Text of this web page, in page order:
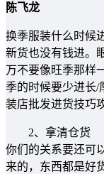
陈飞龙
换季服装什么时候
新货也没有钱进
万不要像旺季那样
季的时候要少进长/
装店批发进货技巧
2、拿清仓货 在
你们的关系要还可
来的，东西都是